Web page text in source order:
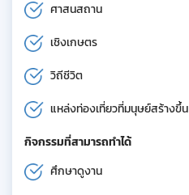
ศาสนสถาน
เชิงเกษตร
วิถีชีวิต
แหล่งท่องเที่ยวที่มนุษย์สร้างขึ้น
กิจกรรมที่สามารถทำได้
ศึกษาดูงาน